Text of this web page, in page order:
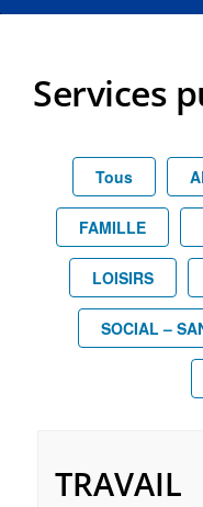
Services
Tous
FAMILLE
LOISIRS
SOCIAL –
TRAVAIL